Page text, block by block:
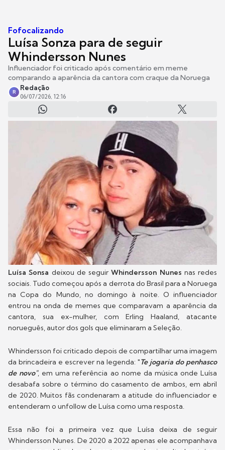
Fofocalizando
Luísa Sonza para de seguir
Whindersson Nunes
Influenciador foi criticado após comentário em meme
comparando a aparência da cantora com craque da Noruega
R
Redação
06/07/2026, 12:16
Luísa Sonsa deixou de seguirWhindersson Nunes nas redes
sociais. Tudo começou após a derrota do Brasil para a Noruega
na Copa do Mundo, no domingo à noite. O influenciador
entrou na onda de memes que comparavam a aparência da
cantora, sua ex-mulher, com Erling Haaland, atacante
norueguês, autor dos gols que eliminaram a Seleção.
Whindersson foi criticado depois de compartilhar uma imagem
da brincadeira e escrever na legenda: "Te jogaria do penhasco
de novo", em uma referência ao nome da música onde Luísa
desabafa sobre o término do casamento de ambos, em abril
de 2020. Muitos fãs condenaram a atitude do influenciador e
entenderam o unfollow de Luísa como uma resposta.
Essa não foi a primeira vez que Luísa deixa de seguir
Whindersson Nunes. De 2020 a 2022 apenas ele acompanhava